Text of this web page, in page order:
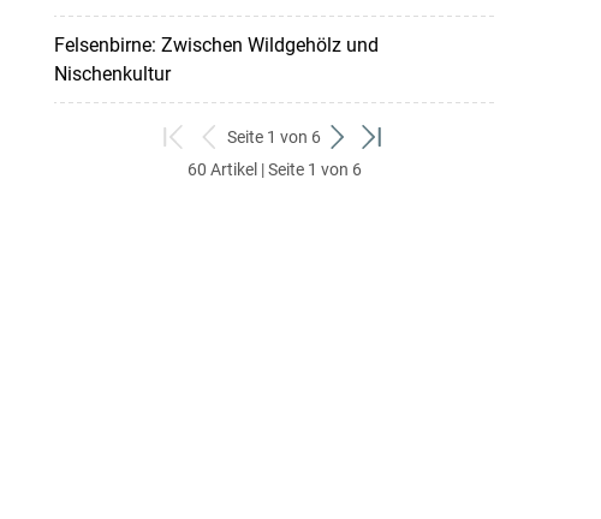
Felsenbirne: Zwischen Wildgehölz und
Nischenkultur
zum
ersten
zurück
zum
Seite 1 von 6
weiter
zum
zum
60 Artikel | Seite 1 von 6